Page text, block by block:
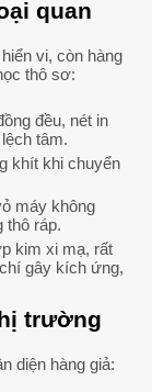
quan
vi, còn hàng
thô sơ:
đều, nét in
tâm.
khít khi chuyển
máy không
thô ráp.
kim xi mạ, rất
gây kích ứng,
trường
diện hàng giả: